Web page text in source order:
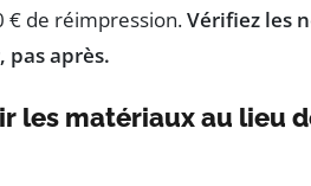
€ de réimpression.Vérifiez les
pas après.
les matériaux au lieu